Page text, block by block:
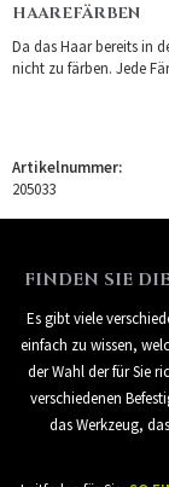
HAAREFÄRBEN
Da das Haar bereits in
nicht zu färben. Jede
Artikelnummer:
205033
FINDEN SIE
Es gibt viele
einfach zu wissen,
der Wahl der für Sie
verschiedenen
das Werkzeug,